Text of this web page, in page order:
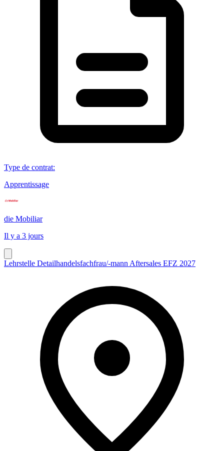
Type de contrat:
Apprentissage
die Mobiliar
Il y a 3 jours
Lehrstelle Detailhandelsfachfrau/-mann Aftersales EFZ 2027